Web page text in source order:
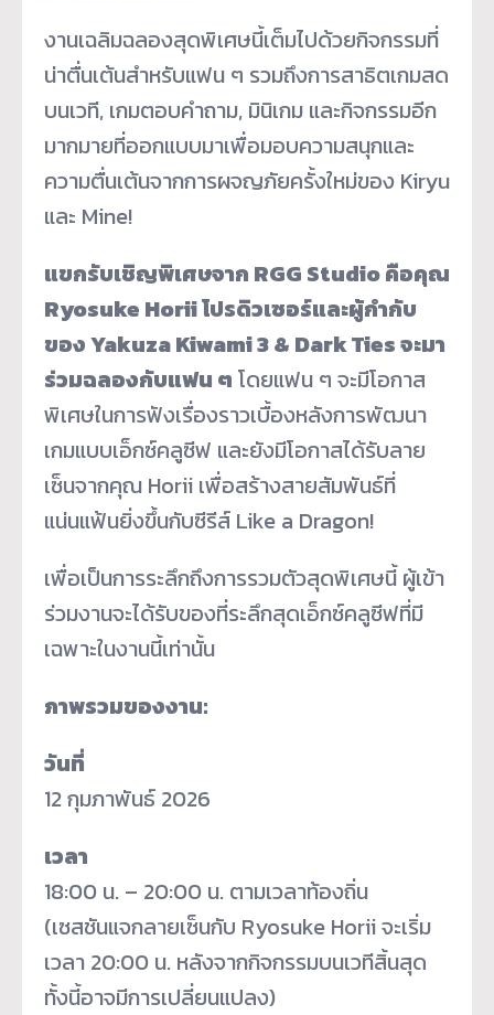
งานเฉลิมฉลองสุดพิเศษนี้เต็มไปด้วยกิจกรรมที่
น่าตื่นเต้นสำหรับแฟน ๆ รวมถึงการสาธิตเกมสด
บนเวที, เกมตอบคำถาม, มินิเกม และกิจกรรมอีก
มากมายที่ออกแบบมาเพื่อมอบความสนุกและ
ความตื่นเต้นจากการผจญภัยครั้งใหม่ของ Kiryu
และ Mine!
แขกรับเชิญพิเศษจาก RGG Studioคือคุณ
Ryosuke Horiiโปรดิวเซอร์และผู้กำกับ
ของYakuza Kiwami 3 & Dark Tiesจะมา
ร่วมฉลองกับแฟน ๆ โดยแฟน ๆ จะมีโอกาส
พิเศษในการฟังเรื่องราวเบื้องหลังการพัฒนา
เกมแบบเอ็กซ์คลูซีฟ และยังมีโอกาสได้รับลาย
เซ็นจากคุณ Horii เพื่อสร้างสายสัมพันธ์ที่
แน่นแฟ้นยิ่งขึ้นกับซีรีส์ Like a Dragon!
เพื่อเป็นการระลึกถึงการรวมตัวสุดพิเศษนี้ ผู้เข้า
ร่วมงานจะได้รับของที่ระลึกสุดเอ็กซ์คลูซีฟที่มี
เฉพาะในงานนี้เท่านั้น
ภาพรวมของงาน:
วันที่
12 กุมภาพันธ์ 2026
เวลา
18:00 น. – 20:00 น. ตามเวลาท้องถิ่น
(เซสชันแจกลายเซ็นกับ Ryosuke Horii จะเริ่ม
เวลา 20:00 น. หลังจากกิจกรรมบนเวทีสิ้นสุด
ทั้งนี้อาจมีการเปลี่ยนแปลง)